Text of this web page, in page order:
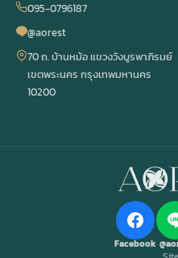
095-0796187
@aorest
70 ถ. บ้านหม้อ แขวงวังบูรพาภิรมย์
เขตพระนคร กรุงเทพมหานคร
10200
Facebook